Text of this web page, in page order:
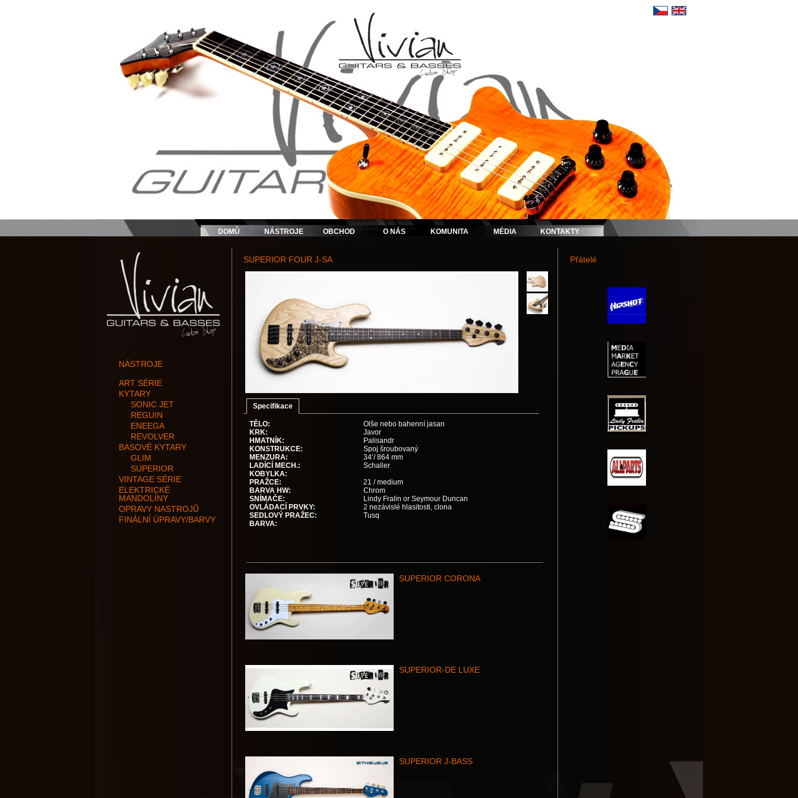
DOMŮ NÁSTROJE OBCHOD O NÁS KOMUNITA MÉDIA KONTAKTY
NÁSTROJE
ART SÉRIE
KYTARY
SONIC JET
REGUIN
ENEEGA
REVOLVER
BASOVÉ KYTARY
GLIM
SUPERIOR
VINTAGE SÉRIE
ELEKTRICKÉ
MANDOLÍNY
OPRAVY NASTROJŮ
FINÁLNÍ ÚPRAVY/BARVY
SUPERIOR FOUR J-SA
Specifikace
TĚLO:
Olše nebo bahenní jasan
KRK:
Javor
HMATNÍK:
Palisandr
KONSTRUKCE:
Spoj šroubovaný
MENZURA:
34‘/ 864 mm
LADÍCÍ MECH.:
Schaller
KOBYLKA:
PRAŽCE:
21 / medium
BARVA HW:
Chrom
SNÍMAČE:
Lindy Fralin or Seymour Duncan
OVLÁDACÍ PRVKY:
2 nezávislé hlasitosti, clona
SEDLOVÝ PRAŽEC:
Tusq
BARVA:
SUPERIOR CORONA
SUPERIOR-DE LUXE
SUPERIOR J-BASS
Přátelé